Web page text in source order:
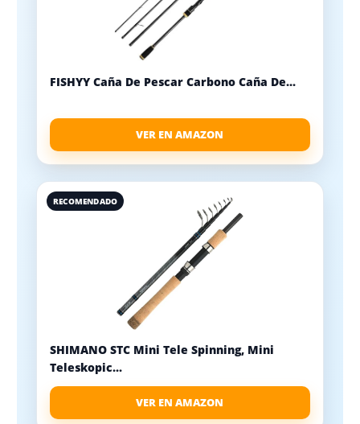
FISHYY Caña De Pescar Carbono Caña De...
VER EN AMAZON
RECOMENDADO
SHIMANO STC Mini Tele Spinning, Mini
Teleskopic...
VER EN AMAZON